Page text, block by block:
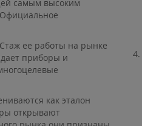
самым высоким
Официальное
ее работы на рынке
приборы и
как эталон
открывают